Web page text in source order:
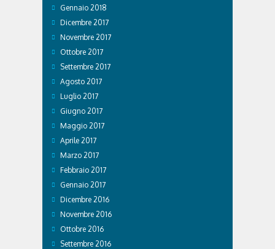
Gennaio 2018
Dicembre 2017
Novembre 2017
Ottobre 2017
Settembre 2017
Agosto 2017
Luglio 2017
Giugno 2017
Maggio 2017
Aprile 2017
Marzo 2017
Febbraio 2017
Gennaio 2017
Dicembre 2016
Novembre 2016
Ottobre 2016
Settembre 2016